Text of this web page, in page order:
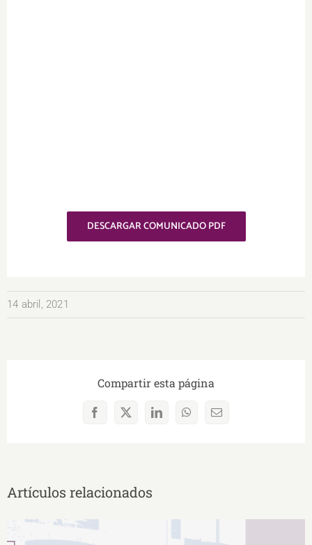
DESCARGAR COMUNICADO PDF
14 abril, 2021
Compartir esta página
Facebook
X LinkedInWhatsAppCorreo
Artículos relacionados